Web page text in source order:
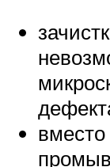
вместо